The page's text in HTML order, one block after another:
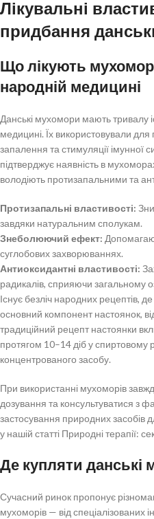
Лікувальні
придбання
Що лікують
народній медицині
Данські мухомори мають тривалу
медицині. Їх використовували
запалення та стимуляції імунної
підтверджує наявність в
володіють протизапальними та
Протизапальні властивості:
завдяки натуральним сполукам.
Знеболюючий ефект:
суглобових захворюваннях.
Антиоксидантні властивості:
радикалів, сприяючи загальному
Існує безліч народних рецептів,
основний компонент настоянок,
традиційний рецепт настоянки
протягом 10–14 діб у спиртовому
концентрованого засобу.
При використанні мухоморів
дозування та консультуватися з
застосування природних засобів
у нашій статті Природні терапії:
Де купляти данські
Сучасний ринок пропонує
мухоморів — від спеціалізованих